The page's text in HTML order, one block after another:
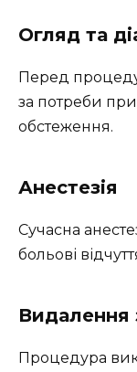
Огляд та
Перед
за потреби
обстеження.
Анестезія
Сучасна
больові
Видалення
Процедура